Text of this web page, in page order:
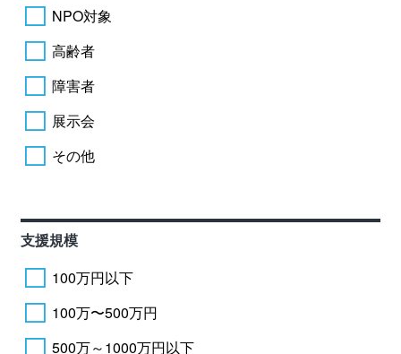
NPO対象
高齢者
障害者
展示会
その他
支援規模
100万円以下
100万〜500万円
500万～1000万円以下